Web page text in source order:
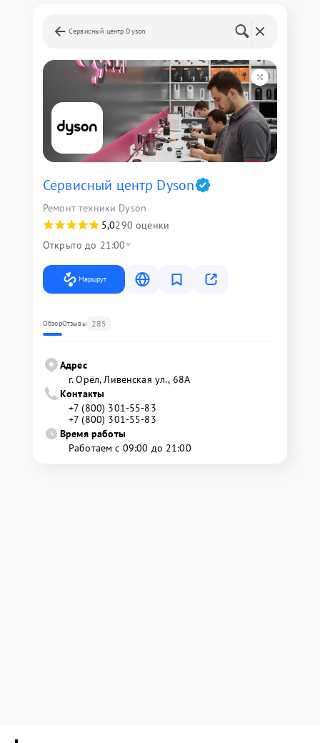
Сервисный центр Dyson
Сервисный центр Dyson
Ремонт техники Dyson
5,0290 оценки
Открыто до 21:00
Маршрут
ОбзорОтзывы 285
Адрес
г. Орёл, Ливенская ул., 68А
Контакты
+7 (800) 301-55-83
+7 (800) 301-55-83
Время работы
Работаем с 09:00 до 21:00